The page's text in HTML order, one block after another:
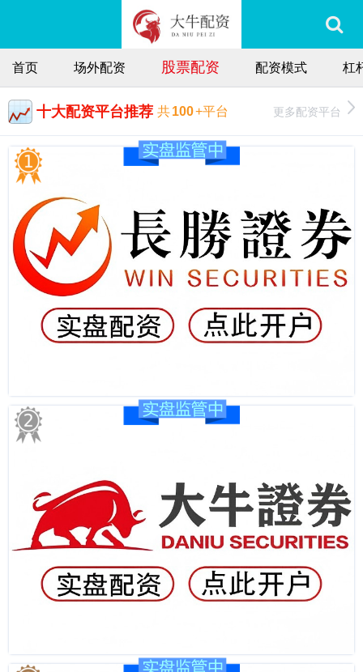
首页 场外配资 股票配资 配资模式 杠
十大配资平台推荐 共100+平台 更多配资平台